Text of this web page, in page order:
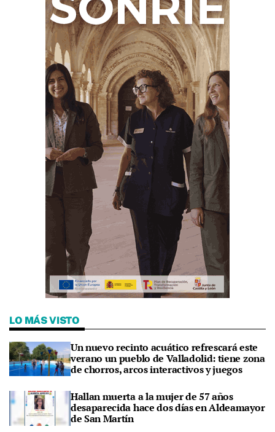
LO MÁS VISTO
Un nuevo recinto acuático refrescará este
verano un pueblo de Valladolid: tiene zona
de chorros, arcos interactivos y juegos
Hallan muerta a la mujer de 57 años
desaparecida hace dos días en Aldeamayor
de San Martín